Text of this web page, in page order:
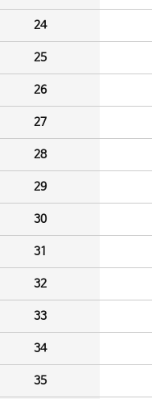
24
25
26
27
28
29
30
31
32
33
34
35